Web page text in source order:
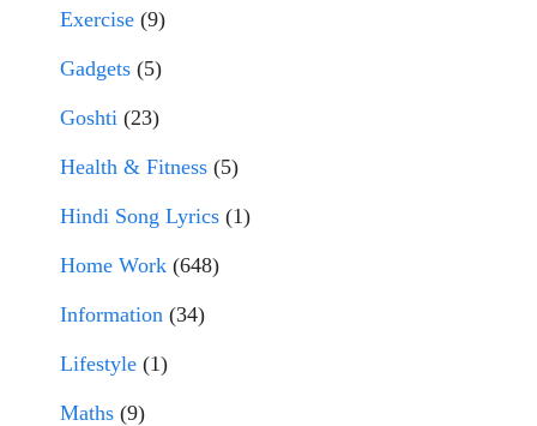
Exercise (9)
Gadgets (5)
Goshti (23)
Health & Fitness (5)
Hindi Song Lyrics (1)
Home Work (648)
Information (34)
Lifestyle (1)
Maths (9)